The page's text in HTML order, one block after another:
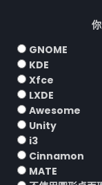
GNOME
KDE
Xfce
LXDE
Awesome
Unity
i3
Cinnamon
MATE